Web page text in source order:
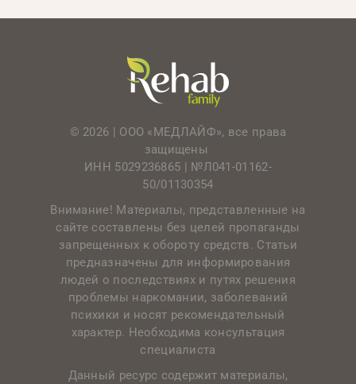
© 2026 | ООО «МЕДЛАЙФ», все права
защищены
ИНН 5029236865 | №Л041-01162-
50/01130354
Внимание! Материалы, представленные на
сайте составлены без целей пропаганды
запрещенных к обороту средств. Статьи
предназначены для информирования
людей о последствиях и путях решения
проблемы наркомании, заболеваний
психики и носят рекомендательный
характер. Необходима консультация
специалиста
Данный ресурс содержит материалы,